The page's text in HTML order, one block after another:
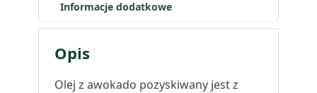
Informacje dodatkowe
Opis
Olej z awokado pozyskiwany jest z